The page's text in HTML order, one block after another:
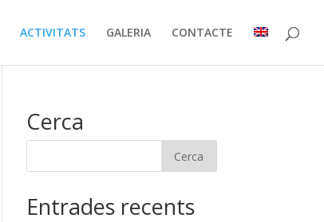
ACTIVITATS GALERIA CONTACTE
Cerca
Entrades recents